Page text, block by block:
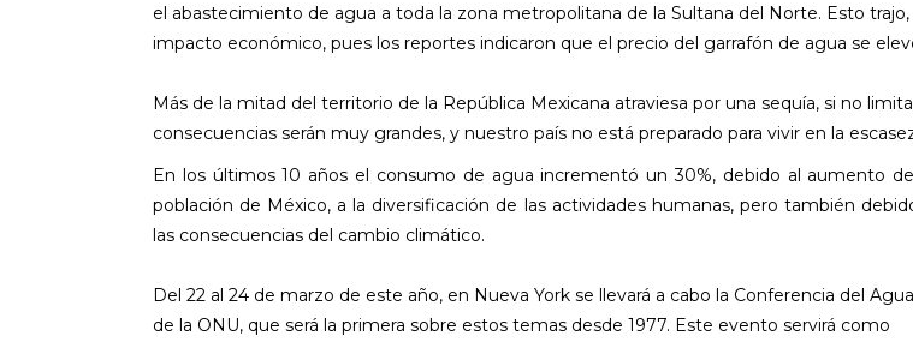
el abastecimiento de agua a toda la zona metropolitana de la Sultana del Norte. Esto
impacto económico, pues los reportes indicaron que el precio del garrafón de agua se
Más de la mitad del territorio de la República Mexicana atraviesa por una sequía, si no
consecuencias serán muy grandes, y nuestro país no está preparado para vivir en la
En los últimos 10 años el consumo de agua incrementó un 30%, debido al aumento
población de México, a la diversificación de las actividades humanas, pero también
las consecuencias del cambio climático.
Del 22 al 24 de marzo de este año, en Nueva York se llevará a cabo la Conferencia del Agua
de la ONU, que será la primera sobre estos temas desde 1977. Este evento servirá como